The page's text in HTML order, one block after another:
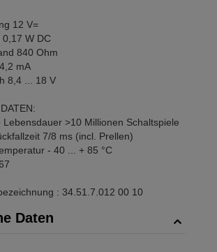
12 V=
0,17 W DC
840 Ohm
mA
8,4 ... 18 V
Lebensdauer >10 Millionen Schaltspiele
7/8 ms (incl. Prellen)
- 40 ... + 85 °C
: 34.51.7.012 00 10
Daten